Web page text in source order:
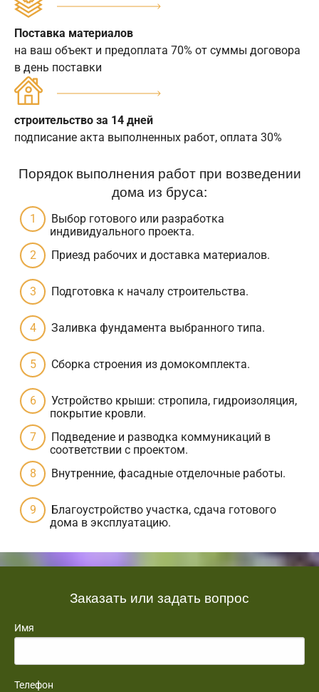
Поставка материалов
на ваш объект и предоплата 70% от суммы договора
в день поставки
строительство за 14 дней
подписание акта выполненных работ, оплата 30%
Порядок выполнения работ при возведении
дома из бруса:
Выбор готового или разработка
индивидуального проекта.
Приезд рабочих и доставка материалов.
Подготовка к началу строительства.
Заливка фундамента выбранного типа.
Сборка строения из домокомплекта.
Устройство крыши: стропила, гидроизоляция,
покрытие кровли.
Подведение и разводка коммуникаций в
соответствии с проектом.
Внутренние, фасадные отделочные работы.
Благоустройство участка, сдача готового
дома в эксплуатацию.
Заказать или задать вопрос
Имя
Телефон